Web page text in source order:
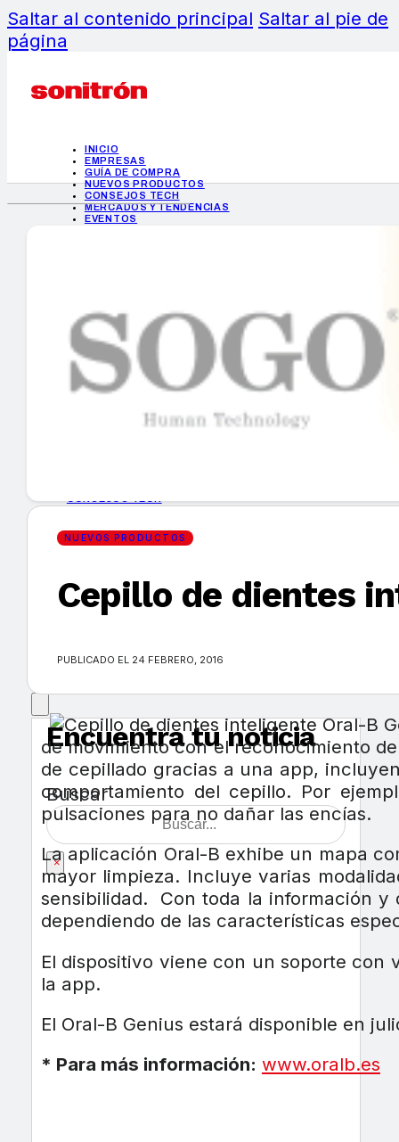
Saltar al contenido principal Saltar al pie de
página
INICIO
EMPRESAS
GUÍA DE COMPRA
NUEVOS PRODUCTOS
CONSEJOS TECH
MERCADOS Y TENDENCIAS
EVENTOS
INICIO
EMPRESAS
GUÍA DE COMPRA
MERCADOS Y TENDENCIAS
Encuentra tu noticia
Buscar
×
NUEVOS PRODUCTOS
Cepillo de dientes
PUBLICADO EL 24 FEBRERO, 2016
de movimiento con el reconocimiento
de cepillado gracias a una app,
comportamiento del cepillo. Por
pulsaciones para no dañar las encías.
La aplicación Oral-B exhibe un mapa
mayor limpieza. Incluye varias
sensibilidad. Con toda la información y
dependiendo de las características
El dispositivo viene con un soporte con
la app.
El Oral-B Genius estará disponible en
* Para más información: www.oralb.es